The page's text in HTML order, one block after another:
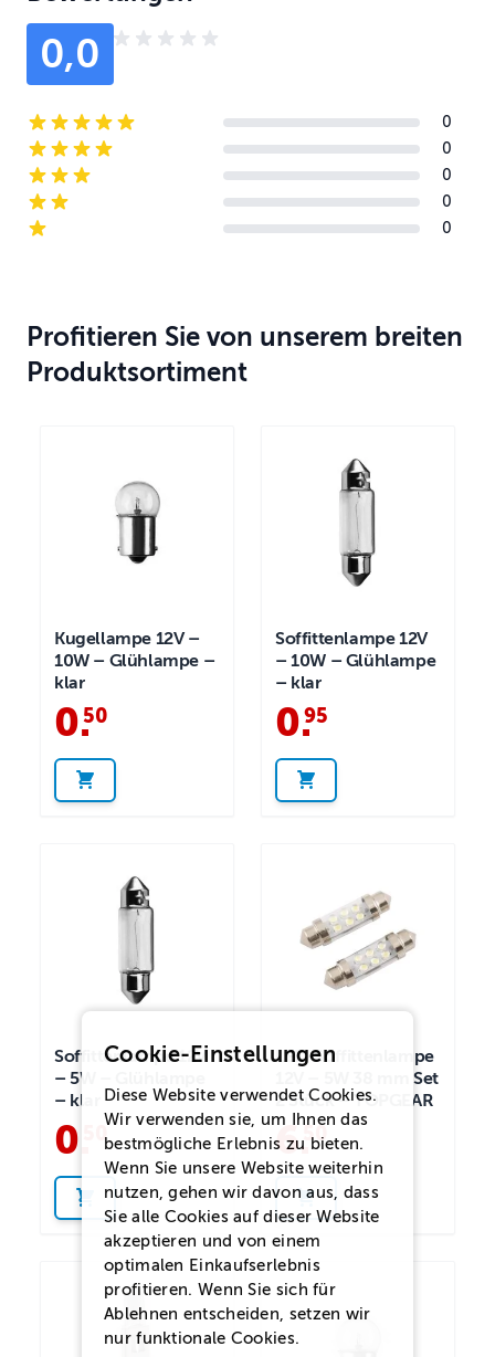
0,0
5-star reviews
0
4-star reviews
0
3-star reviews
0
2-star reviews
0
1-star reviews
0
Profitieren Sie von unserem breiten
Produktsortiment
Kugellampe 12V –
10W – Glühlampe –
klar
0.
50
Soffittenlampe 12V
– 10W – Glühlampe
– klar
0.
95
Soffittenlampe 12V
– 5W – Glühlampe
– klar
0 50
LED-Soffittenlampe
12V – 5W 38 mm Set
2 Stück – TOPGEAR
6.50
Cookie-Einstellungen
Diese Website verwendet Cookies.
Wir verwenden sie, um Ihnen das
bestmögliche Erlebnis zu bieten.
Wenn Sie unsere Website weiterhin
nutzen, gehen wir davon aus, dass
Sie alle Cookies auf dieser Website
akzeptieren und von einem
optimalen Einkaufserlebnis
profitieren. Wenn Sie sich für
Ablehnen entscheiden, setzen wir
nur funktionale Cookies.